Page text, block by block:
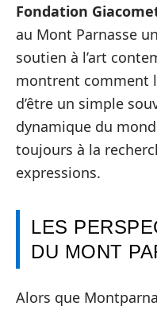
Fondation
au Mont Parnasse
soutien à l’art
montrent comment
d’être un simple
dynamique du
toujours à la
expressions.
LES
DU MONT
Alors que